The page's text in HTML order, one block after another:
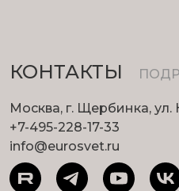
КОНТАКТЫ
Москва, г. Щербинка, ул.
+7-495-228-17-33
info@eurosvet.ru